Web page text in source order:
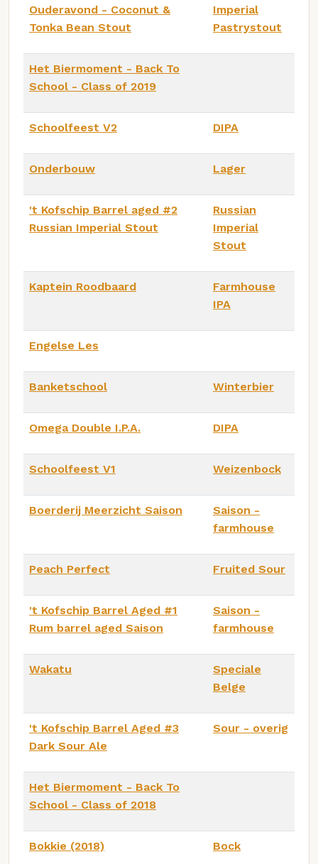
Ouderavond - Coconut &
Tonka Bean Stout
Imperial
Pastrystout
Het Biermoment - Back To
School - Class of 2019
Schoolfeest V2 DIPA
Onderbouw Lager
't Kofschip Barrel aged #2
Russian Imperial Stout
Russian
Imperial
Stout
Kaptein Roodbaard
Farmhouse
IPA
Engelse Les
Banketschool Winterbier
Omega Double I.P.A. DIPA
Schoolfeest V1 Weizenbock
Boerderij Meerzicht Saison
Saison -
farmhouse
Peach Perfect Fruited Sour
't Kofschip Barrel Aged #1
Rum barrel aged Saison
Saison -
farmhouse
Wakatu
Speciale
Belge
't Kofschip Barrel Aged #3
Dark Sour Ale
Sour - overig
Het Biermoment - Back To
School - Class of 2018
Bokkie (2018) Bock